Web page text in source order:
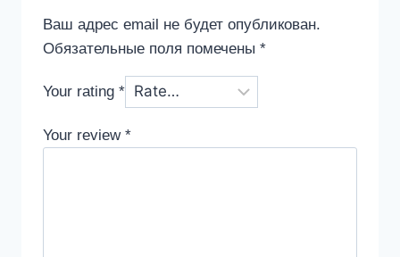
Ваш адрес email не будет опубликован.
Обязательные поля помечены *
Your rating *
Your review *